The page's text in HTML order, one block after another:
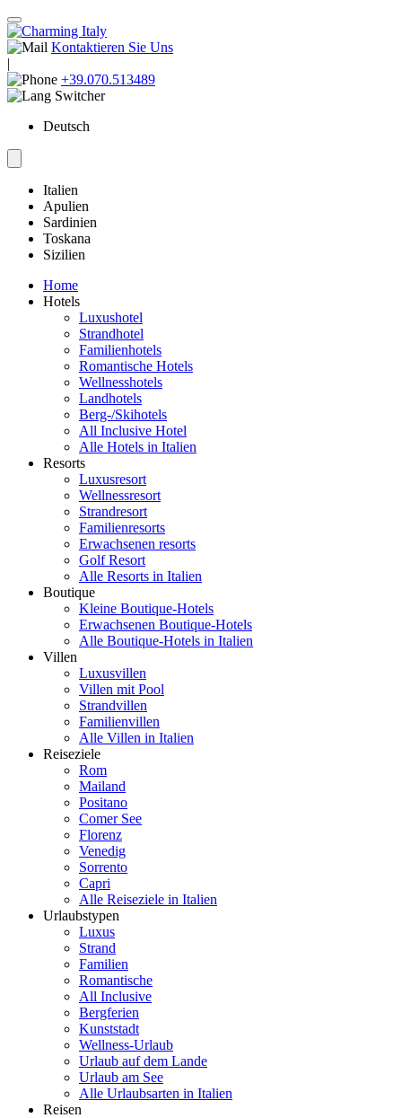
Kontaktieren Sie Uns
|
+39.070.513489
Deutsch
Italien
Apulien
Sardinien
Toskana
Sizilien
Home
Hotels
Luxushotel
Strandhotel
Familienhotels
Romantische Hotels
Wellnesshotels
Landhotels
Berg-/Skihotels
All Inclusive Hotel
Alle Hotels in Italien
Resorts
Luxusresort
Wellnessresort
Strandresort
Familienresorts
Erwachsenen resorts
Golf Resort
Alle Resorts in Italien
Boutique
Kleine Boutique-Hotels
Erwachsenen Boutique-Hotels
Alle Boutique-Hotels in Italien
Villen
Luxusvillen
Villen mit Pool
Strandvillen
Familienvillen
Alle Villen in Italien
Reiseziele
Rom
Mailand
Positano
Comer See
Florenz
Venedig
Sorrento
Capri
Alle Reiseziele in Italien
Urlaubstypen
Luxus
Strand
Familien
Romantische
All Inclusive
Bergferien
Kunststadt
Wellness-Urlaub
Urlaub auf dem Lande
Urlaub am See
Alle Urlaubsarten in Italien
Reisen